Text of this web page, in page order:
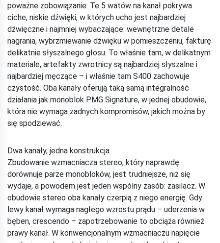
poważne zobowiązanie. Te 5 watów na kanał pokrywa
ciche, niskie dźwięki, w których ucho jest najbardziej
dźwięczne i najmniej wybaczające: wewnętrzne detale
nagrania, wybrzmiewanie dźwięku w pomieszczeniu, fakturę
delikatnie słyszalnego głosu. To właśnie tam, w delikatnym
materiale, artefakty zwrotnicy są najbardziej słyszalne i
najbardziej męczące – i właśnie tam S400 zachowuje
czystość. Oba kanały oferują taką samą integralność
działania jak monoblok PMG Signature, w jednej obudowie,
która nie wymaga żadnych kompromisów, jakich można by
się spodziewać.
Dwa kanały, jedna konstrukcja
Zbudowanie wzmacniacza stereo, który naprawdę
dorównuje parze monobloków, jest trudniejsze, niż się
wydaje, a powodem jest jeden wspólny zasób: zasilacz. W
obudowie stereo oba kanały czerpią z niego energię. Gdy
lewy kanał wymaga nagłego wzrostu prądu – uderzenia w
bęben, crescendo – zapotrzebowanie to obciąża również
prawy kanał. W konwencjonalnym wzmacniaczu napięcie